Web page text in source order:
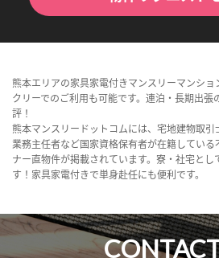
熊本エリアの家具家電付きマンスリーマンシ
クリーでのご利用も可能です。連泊・長期出
評！
熊本マンスリードットコムには、宅地建物取
業務主任者など国家資格保有者が在籍してい
ナー直物件が掲載されています。寮・社宅とし
す！家具家電付きで単身赴任にも便利です。